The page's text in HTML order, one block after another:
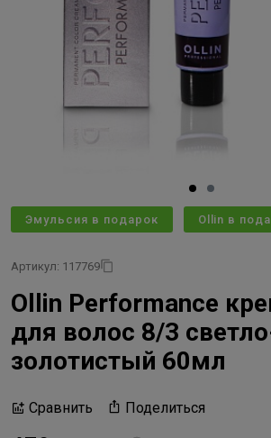
Эмульсия в подарок Ollin в
Артикул: 117769
Ollin Performance
для волос 8/3
золотистый 60мл
Сравнить Поделиться